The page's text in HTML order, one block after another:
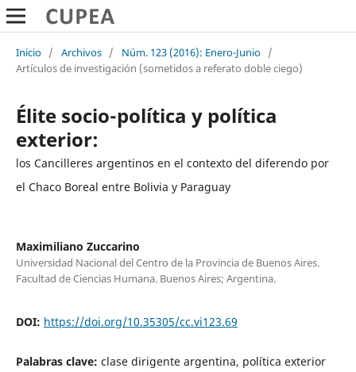
Inicio / Archivos / Núm. 123 (2016): Enero-Junio /
Artículos de investigación (sometidos a referato doble ciego)
Élite socio-política y política
exterior:
los Cancilleres argentinos en el contexto del diferendo por
el Chaco Boreal entre Bolivia y Paraguay
Maximiliano Zuccarino
Universidad Nacional del Centro de la Provincia de Buenos Aires.
Facultad de Ciencias Humana. Buenos Aires; Argentina.
DOI: https://doi.org/10.35305/cc.vi123.69
Palabras clave: clase dirigente argentina, política exterior